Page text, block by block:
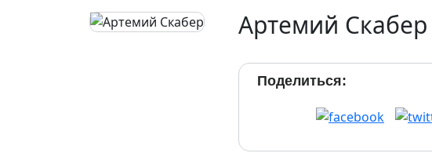
Артемий Скабер
Поделиться: